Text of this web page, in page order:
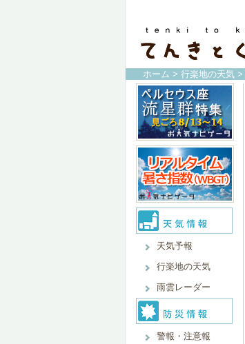
ホーム > 行楽地の天気 >
天気予報
行楽地の天気
雨雲レーダー
警報・注意報